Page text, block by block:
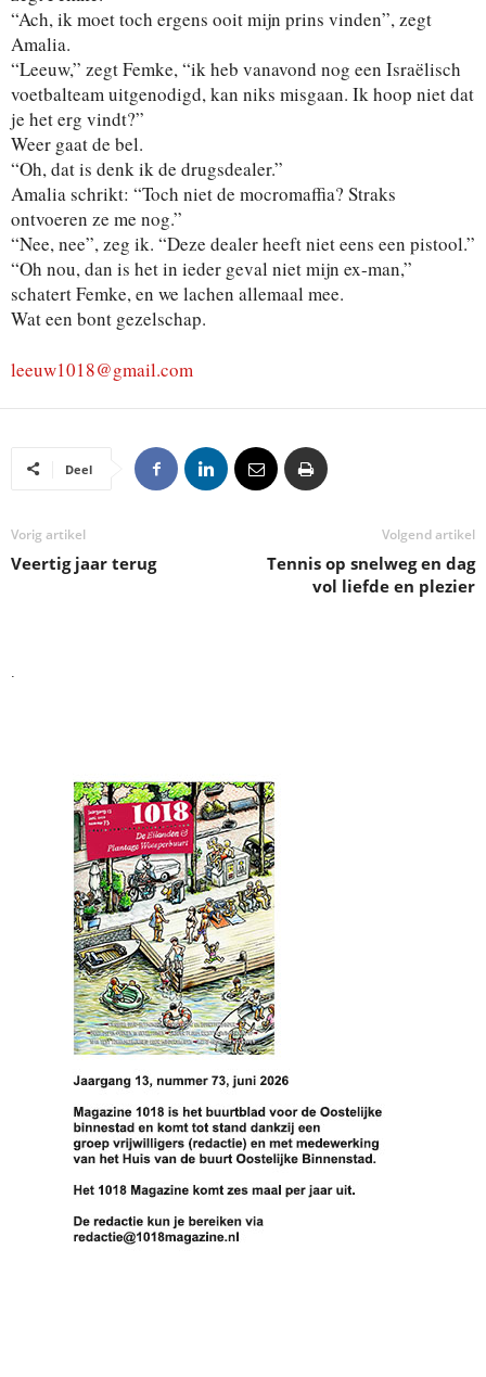
“Ach, ik moet toch ergens ooit mijn prins vinden”, zegt
Amalia.
“Leeuw,” zegt Femke, “ik heb vanavond nog een Israëlisch
voetbalteam uitgenodigd, kan niks misgaan. Ik hoop niet dat
je het erg vindt?”
Weer gaat de bel.
“Oh, dat is denk ik de drugsdealer.”
Amalia schrikt: “Toch niet de mocromaffia? Straks
ontvoeren ze me nog.”
“Nee, nee”, zeg ik. “Deze dealer heeft niet eens een pistool.”
“Oh nou, dan is het in ieder geval niet mijn ex-man,”
schatert Femke, en we lachen allemaal mee.
Wat een bont gezelschap.
leeuw1018@gmail.com
Deel
Vorig artikel
Veertig jaar terug
Volgend artikel
Tennis op snelweg en dag
vol liefde en plezier